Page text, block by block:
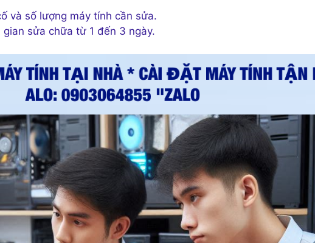
và số lượng máy tính cần sửa.
sửa chữa từ 1 đến 3 ngày.